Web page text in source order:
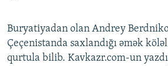
XƏBƏR BÜLLETENLƏRIMIZ
Buryatiyadan olan Andrey
Çeçenistanda saxlandığı əmək
qurtula bilib. Kavkazr.com-un